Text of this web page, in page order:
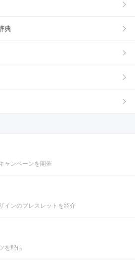
典
ャンペーンを開催
インのブレスレットを紹介
を配信